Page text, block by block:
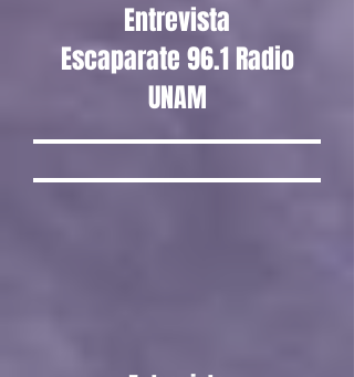
Entrevista
Escaparate 96.1 Radio
UNAM